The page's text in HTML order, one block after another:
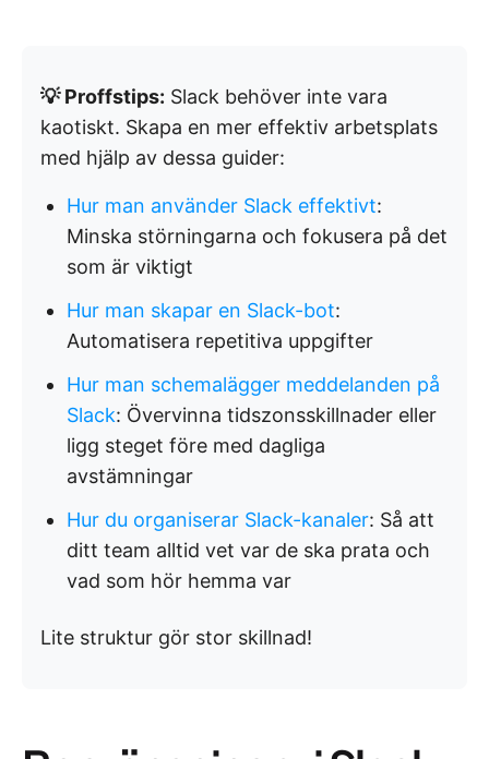
💡 Proffstips: Slack behöver inte vara
kaotiskt. Skapa en mer effektiv arbetsplats
med hjälp av dessa guider:
Hur man använder Slack effektivt:
Minska störningarna och fokusera på det
som är viktigt
Hur man skapar en Slack-bot:
Automatisera repetitiva uppgifter
Hur man schemalägger meddelanden på
Slack: Övervinna tidszonsskillnader eller
ligg steget före med dagliga
avstämningar
Hur du organiserar Slack-kanaler: Så att
ditt team alltid vet var de ska prata och
vad som hör hemma var
Lite struktur gör stor skillnad!